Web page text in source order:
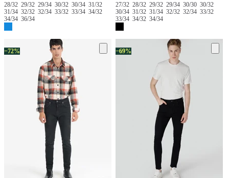
28/32 29/32 29/34 30/32 30/34 31/32
31/34 32/32 32/34 33/32 33/34 34/32
34/34 36/34
27/3228/3229/3229/3430/3030/32
30/3431/3231/3432/3232/3433/32
33/3434/3234/34
−72% −69%